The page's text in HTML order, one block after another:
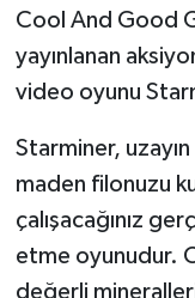
Cool And Good
yayınlanan
video oyunu
Starminer,
maden filonuzu
çalışacağınız
etme oyunudur.
değerli
Yaşam